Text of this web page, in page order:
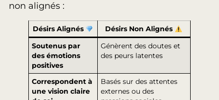
non alignés :
Désirs Alignés Désirs Non Alignés
Soutenus par
des émotions
positives
Génèrent des doutes et
des peurs latentes
Correspondent à
une vision claire
Basés sur des attentes
externes ou des